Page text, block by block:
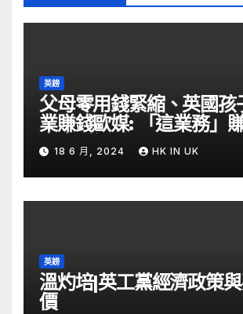
英鎊
父母零用錢緊縮、英國孩
業賺錢歐媒: 「這業務」
自由財經
18 6 月, 2024 HK IN UK
英鎊
溫灼培|英工黨經濟政策
價